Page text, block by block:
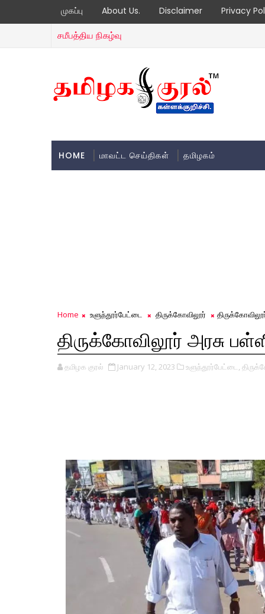
முகப்பு About Us. Disclaimer Privacy
சமீபத்திய நிகழ்வு
HOME மாவட்ட செய்திகள் தமிழகம்
Home உளுந்தூர்பேட்டை திருக்கோவிலூர்
திருக்கோவிலூர் அரசு
தமிழக குரல் January 12, 2023 உளுந்தூர்பேட்டை,